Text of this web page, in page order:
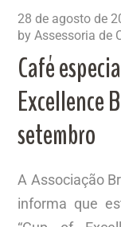
28 de agosto de
byAssessoria de
Café
Excellence
setembro
A Associação
informa que